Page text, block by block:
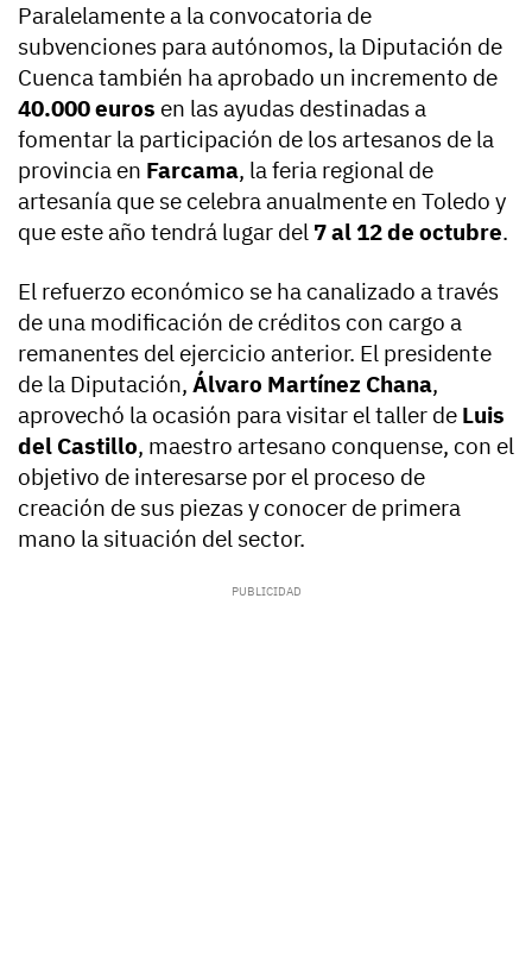
Paralelamente a la convocatoria de
subvenciones para autónomos, la Diputación de
Cuenca también ha aprobado un incremento de
40.000 euros en las ayudas destinadas a
fomentar la participación de los artesanos de la
provincia en Farcama, la feria regional de
artesanía que se celebra anualmente en Toledo y
que este año tendrá lugar del 7 al 12 de octubre.
El refuerzo económico se ha canalizado a través
de una modificación de créditos con cargo a
remanentes del ejercicio anterior. El presidente
de la Diputación, Álvaro Martínez Chana,
aprovechó la ocasión para visitar el taller de Luis
del Castillo, maestro artesano conquense, con el
objetivo de interesarse por el proceso de
creación de sus piezas y conocer de primera
mano la situación del sector.